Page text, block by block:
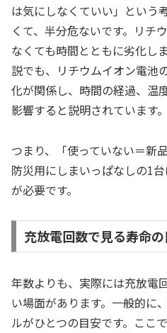
は気にしなくていい」という
くて、半分危ないです。リチ
なくても時間とともに劣化し
説でも、リチウムイオン電池
化が関係し、時間の経過、温
影響すると説明されています。
つまり、「使っていない＝新
防災用にしまいっぱなしの1
が必要です。
充放電回数で見る寿命
年数よりも、実際には充放電
い場面があります。一般的に
ルがひとつの目安です。ここ